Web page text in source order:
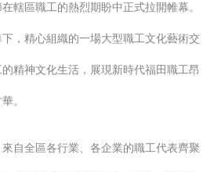
轄區職工的熱烈期盼中正式拉開帷幕。
，精心組織的一場大型職工文化藝術交
精神文化生活，展現新時代福田職工昂
。
自全區各行業、各企業的職工代表齊聚